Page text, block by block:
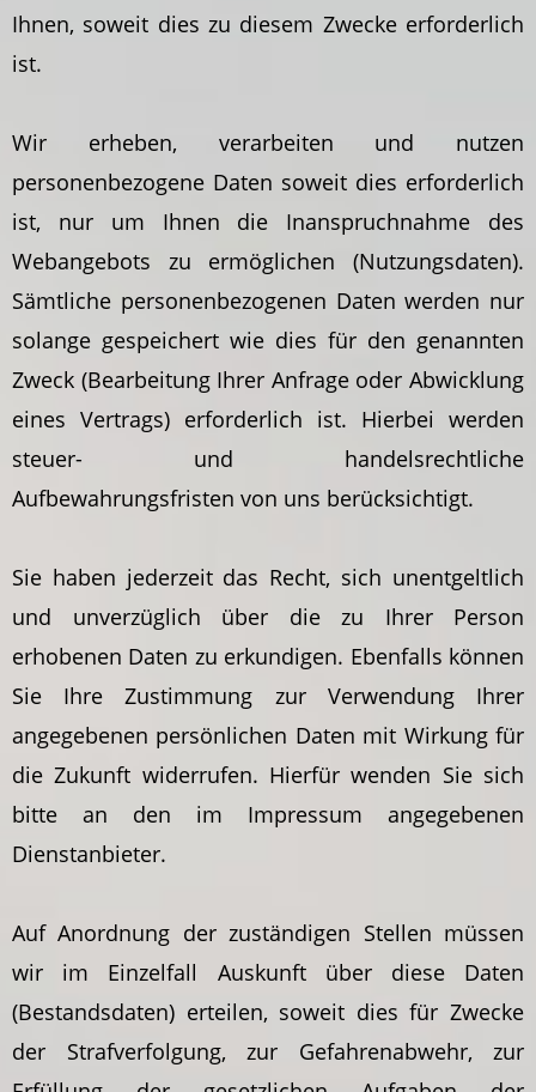
Ihnen, soweit dies zu diesem Zwecke erforderlich
ist.
Wir erheben, verarbeiten und nutzen
personenbezogene Daten soweit dies erforderlich
ist, nur um Ihnen die Inanspruchnahme des
Webangebots zu ermöglichen (Nutzungsdaten).
Sämtliche personenbezogenen Daten werden nur
solange gespeichert wie dies für den genannten
Zweck (Bearbeitung Ihrer Anfrage oder Abwicklung
eines Vertrags) erforderlich ist. Hierbei werden
steuer- und handelsrechtliche
Aufbewahrungsfristen von uns berücksichtigt.
Sie haben jederzeit das Recht, sich unentgeltlich
und unverzüglich über die zu Ihrer Person
erhobenen Daten zu erkundigen. Ebenfalls können
Sie Ihre Zustimmung zur Verwendung Ihrer
angegebenen persönlichen Daten mit Wirkung für
die Zukunft widerrufen. Hierfür wenden Sie sich
bitte an den im Impressum angegebenen
Dienstanbieter.
Auf Anordnung der zuständigen Stellen müssen
wir im Einzelfall Auskunft über diese Daten
(Bestandsdaten) erteilen, soweit dies für Zwecke
der Strafverfolgung, zur Gefahrenabwehr, zur